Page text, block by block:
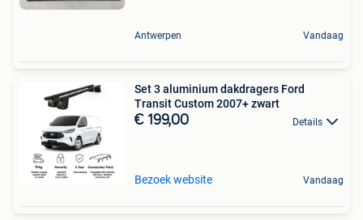
Antwerpen Vandaag
Set 3 aluminium dakdragers Ford
Transit Custom 2007+ zwart
€ 199,00 Details
Bezoek website Vandaag